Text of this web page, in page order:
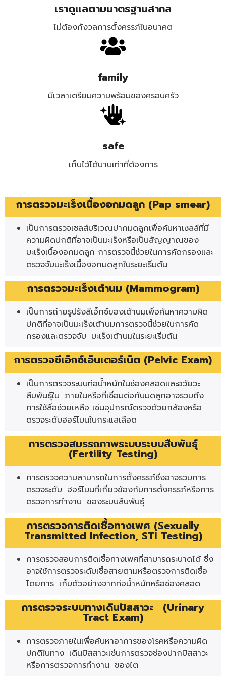
เราดูแลตามมาตรฐานสากล
ไม่ต้องกังวลการตั้งครรภ์ในอนาคต
family
มีเวลาเตรียมความพร้อมของครอบครัว
safe
เก็บไว้ได้นานเท่าที่ต้องการ
การตรวจมะเร็งเนื้องอกมดลูก (Pap smear)
เป็นการตรวจเซลส์บริเวณปากมดลูกเพื่อค้นหาเซลล์ที่มี
ความผิดปกติที่อาจเป็นมะเร็งหรือเป็นสัญญาณของ
มะเร็งเนื้องอกมดลูก การตรวจนี้ช่วยในการคัดกรองและ
ตรวจจับมะเร็งเนื้องอกมดลูกในระยะเริ่มต้น
การตรวจมะเร็งเต้านม (Mammogram)
เป็นการถ่ายรูปรังสีเอ็กซ์ของเต้านมเพื่อค้นหาความผิด
ปกติที่อาจเป็นมะเร็งเต้านมการตรวจนี้ช่วยในการคัด
กรองและตรวจจับ มะเร็งเต้านมในระยะเริ่มต้น
การตรวจซีเอ็กซ์เอ็นเตอร์เน็ต (Pelvic Exam)
เป็นการตรวจระบบท่อน้ำหนักในช่องคลอดและอวัยวะ
สืบพันธุ์ใน ภายในหรือที่เชื่อมต่อกับมดลูกอาจรวมถึง
การใช้สื่อช่วยเหลือ เช่นอุปกรณ์ตรวจด้วยกล้องหรือ
ตรวจระดับฮอร์โมนในกระแสเลือด
การตรวจสมรรถภาพระบบระบบสืบพันธุ์
(Fertility Testing)
การตรวจความสามารถในการตั้งครรภ์ซึ่งอาจรวมการ
ตรวจระดับ ฮอร์โมนที่เกี่ยวข้องกับการตั้งครรภ์หรือการ
ตรวจการทำงาน ของระบบสืบพันธุ์
การตรวจการติดเชื้อทางเพศ (Sexually
Transmitted Infection, STI Testing)
การตรวจสอบการติดเชื้อทางเพศที่สามารถระบาดได้ ซึ่ง
อาจใช้การตรวจระดับเชื้อสายตามหรือตรวจการติดเชื้อ
โดยการ เก็บตัวอย่างจากท่อน้ำหนักหรือช่องคลอด
การตรวจระบบทางเดินปัสสาวะ (Urinary
Tract Exam)
การตรวจภายในเพื่อค้นหาอาการของโรคหรือความผิด
ปกติในทาง เดินปัสสาวะเช่นการตรวจช่องปากปัสสาวะ
หรือการตรวจการทำงาน ของไต